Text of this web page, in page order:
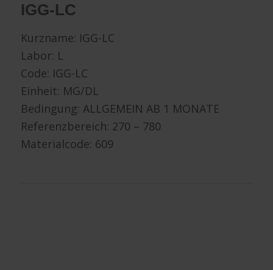
IGG-LC
Kurzname: IGG-LC
Labor: L
Code: IGG-LC
Einheit: MG/DL
Bedingung: ALLGEMEIN AB 1 MONATE
Referenzbereich: 270 – 780
Materialcode: 609